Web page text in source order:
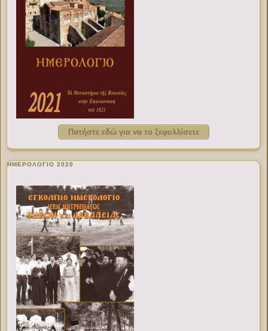
Πατήστε εδώ για να το ξεφυλλίσετε
ΗΜΕΡΟΛΟΓΙΟ 2020